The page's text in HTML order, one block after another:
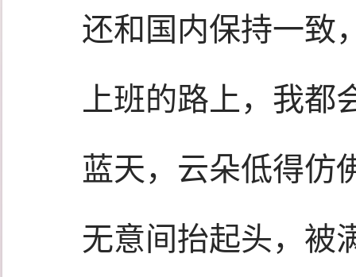
还和国内保持一致
上班的路上，我都
蓝天，云朵低得仿
无意间抬起头，被